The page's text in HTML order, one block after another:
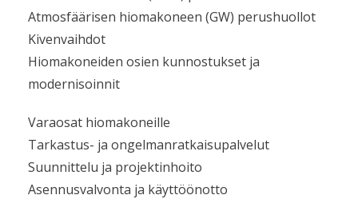
Atmosfäärisen hiomakoneen (GW) perushuollot
Kivenvaihdot
Hiomakoneiden osien kunnostukset ja
modernisoinnit
Varaosat hiomakoneille
Tarkastus- ja ongelmanratkaisupalvelut
Suunnittelu ja projektinhoito
Asennusvalvonta ja käyttöönotto